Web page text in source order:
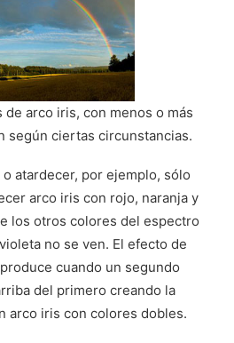
arco iris, con menos o más
según ciertas circunstancias.
atardecer, por ejemplo, sólo
arco iris con rojo, naranja y
los otros colores del espectro
no se ven. El efecto de
cuando un segundo
del primero creando la
arco iris con colores dobles.